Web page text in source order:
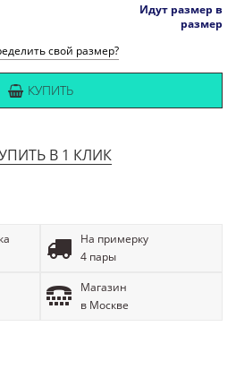
Идут размер в
размер
свой размер?
КУПИТЬ
В 1 КЛИК
На примерку
4 пары
Магазин
в Москве